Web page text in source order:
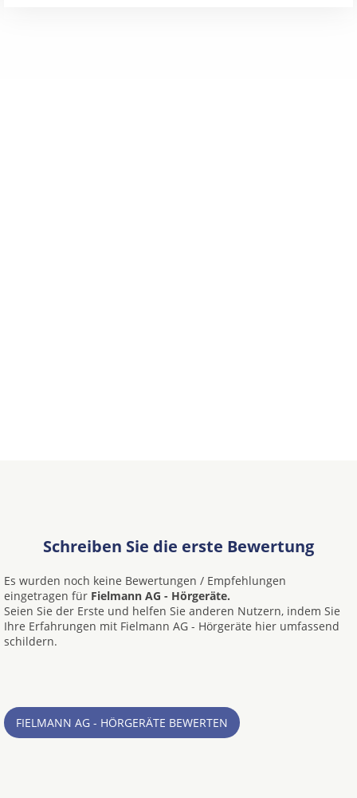
Schreiben Sie die erste Bewertung
Es wurden noch keine Bewertungen / Empfehlungen
eingetragen für Fielmann AG - Hörgeräte.
Seien Sie der Erste und helfen Sie anderen Nutzern, indem Sie
Ihre Erfahrungen mit Fielmann AG - Hörgeräte hier umfassend
schildern.
FIELMANN AG - HÖRGERÄTE BEWERTEN